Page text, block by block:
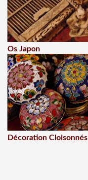
Os Japon
Décoration Cloisonnés